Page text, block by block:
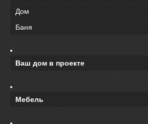
Дом
Баня
Ваш дом в проекте
Мебель